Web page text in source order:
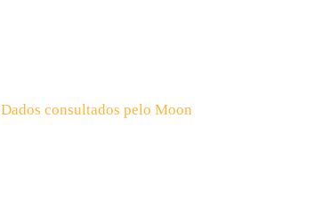
Dados consultados pelo Moon